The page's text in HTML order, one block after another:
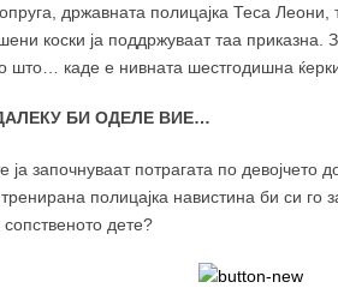
државната полицајка Теса
коски ја поддржуваат таа приказна.
што… каде е нивната шестгодишна
БИ ОДЕЛЕ ВИЕ…
ја започнуваат потрагата по девојчето
полицајка навистина би си го
дете?